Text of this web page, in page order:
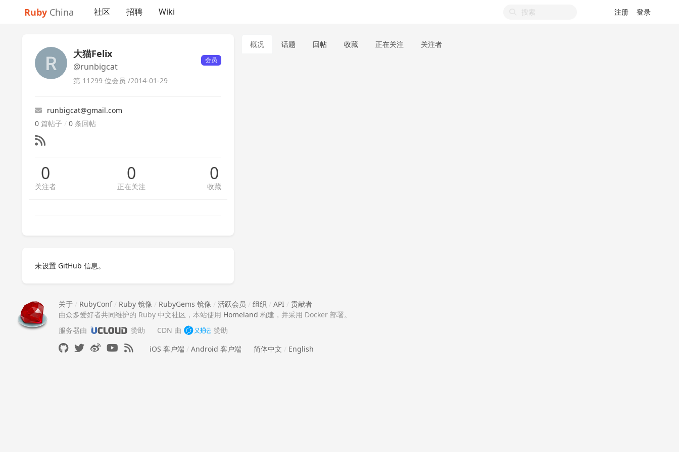
Ruby China 社区 招聘 Wiki 注册 登录
大猫Felix
@runbigcat
会员
第 11299 位会员 /2014-01-29
runbigcat@gmail.com
0 篇帖子 / 0 条回帖
0
关注者
0
正在关注
0
收藏
未设置 GitHub 信息。
概况 话题 回帖 收藏 正在关注 关注者
关于 / RubyConf/ Ruby 镜像 / RubyGems 镜像 / 活跃会员 / 组织 / API / 贡献者
由众多爱好者共同维护的 Ruby 中文社区，本站使用 Homeland 构建，并采用 Docker 部署。
服务器由
赞助 CDN 由
赞助
iOS 客户端 / Android 客户端 简体中文 / English